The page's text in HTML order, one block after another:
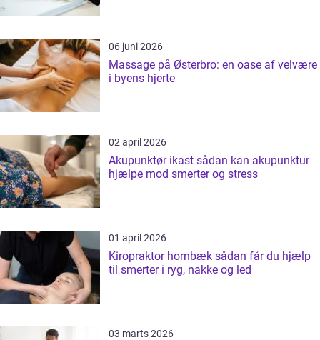
06 juni 2026
Massage på Østerbro: en oase af velvære
i byens hjerte
02 april 2026
Akupunktør ikast sådan kan akupunktur
hjælpe mod smerter og stress
01 april 2026
Kiropraktor hornbæk sådan får du hjælp
til smerter i ryg, nakke og led
03 marts 2026